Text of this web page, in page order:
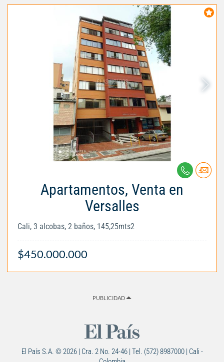
Apartamentos, Venta en
Versalles
Cali, 3 alcobas, 2 baños, 145,25mts2
$450.000.000
PUBLICIDAD
El País S.A. © 2026 | Cra. 2 No. 24-46 | Tel. (572) 8987000 | Cali -